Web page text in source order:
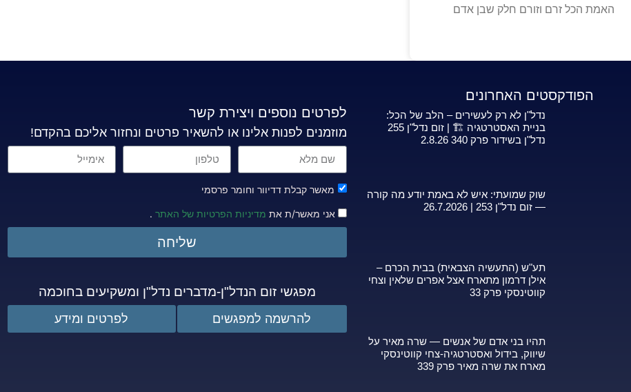
האמת הכל זרם וזורם חלק שבן אדם
הפודקסטים האחרונים
נדל"ן לא רק לעשירים – הלב של הכל:
בניית האסטרטגיה 🏗️ | זום נדל"ן 255
נדל"ן בשידור פרק 340 2.8.26
שוק שמועתי: איש לא באמת יודע מה קורה
— זום נדל"ן 253 | 26.7.2026
תע"ש (התעשיה הצבאית) בבית הכרם –
אילן דרמון מתארח אצל אפרים שלאין וצחי
קווטינסקי פרק 33
תהיו בני אדם של אנשים — שרה מאיר על
שיווק, בידול ואסטרטגיה-צחי קווטינסקי
מארח את שרה מאיר פרק 339
לפרטים נוספים ויצירת קשר
מוזמנים לפנות אלינו או להשאיר פרטים ונחזור אליכם בהקדם!
מאשר קבלת דדיוור וחומר פרסמי
אני מאשר/ת את מדיניות הפרטיות של האתר .
שליחה
מפגשי זום הנדל"ן-מדברים נדל"ן ומשקיעים בחוכמה
להרשמה למפגשים לפרטים ומידע